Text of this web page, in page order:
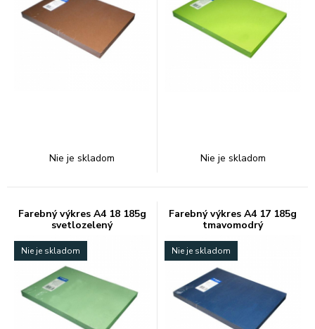
Nie je skladom Nie je skladom
Farebný výkres A4 18 185g
svetlozelený
Nie je skladom
Farebný výkres A4 17 185g
tmavomodrý
Nie je skladom